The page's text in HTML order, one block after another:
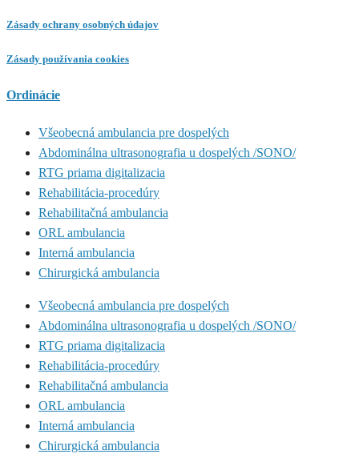
Zásady ochrany osobných údajov
Zásady používania cookies
Ordinácie
Všeobecná ambulancia pre dospelých
Abdominálna ultrasonografia u dospelých /SONO/
RTG priama digitalizacia
Rehabilitácia-procedúry
Rehabilitačná ambulancia
ORL ambulancia
Interná ambulancia
Chirurgická ambulancia
Všeobecná ambulancia pre dospelých
Abdominálna ultrasonografia u dospelých /SONO/
RTG priama digitalizacia
Rehabilitácia-procedúry
Rehabilitačná ambulancia
ORL ambulancia
Interná ambulancia
Chirurgická ambulancia